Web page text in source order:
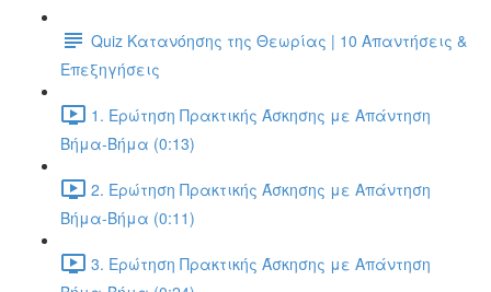
Quiz Κατανόησης της Θεωρίας | 10 Απαντήσεις &
Επεξηγήσεις
1. Ερώτηση Πρακτικής Άσκησης με Απάντηση
Βήμα-Βήμα (0:13)
2. Ερώτηση Πρακτικής Άσκησης με Απάντηση
Βήμα-Βήμα (0:11)
3. Ερώτηση Πρακτικής Άσκησης με Απάντηση